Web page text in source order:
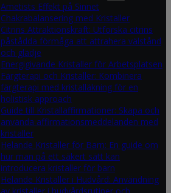
Ametists Effekt på Sinnet
Chakrabalansering med Kristaller
Citrins Attraktionskraft: Utforska citrins
påstådda förmåga att attrahera välstånd
och glädje
Energigivande Kristaller för Arbetsplatsen
Färgterapi och Kristaller: Kombinera
färgterapi med kristalläkning för en
holistisk approach
Guide till Kristallaffirmationer: Skapa och
använda affirmationsmeddelanden med
kristaller
Helande Kristaller för Barn: En guide om
hur man på ett säkert sätt kan
introducera kristaller för barn
Helande Kristaller i Hudvård: Användning